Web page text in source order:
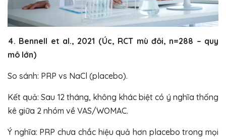
4. Bennell et al., 2021 (Úc, RCT mù đôi, n=288 – quy
mô lớn)
So sánh: PRP vs NaCl (placebo).
Kết quả: Sau 12 tháng, không khác biệt có ý nghĩa thống
kê giữa 2 nhóm về VAS/WOMAC.
Ý nghĩa: PRP chưa chắc hiệu quả hơn placebo trong mọi